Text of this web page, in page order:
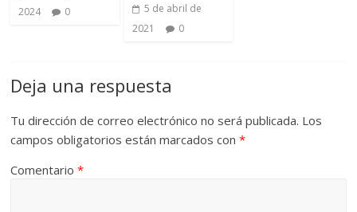
2024
0
5 de abril de
2021
0
Deja una respuesta
Tu dirección de correo electrónico no será publicada. Los
campos obligatorios están marcados con*
Comentario*